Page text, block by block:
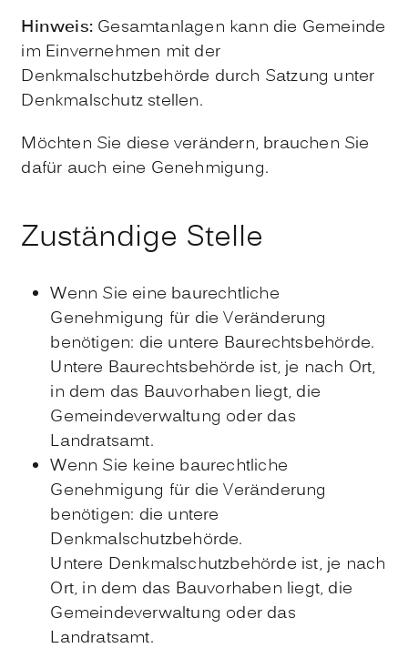
Hinweis: Gesamtanlagen kann die Gemeinde
im Einvernehmen mit der
Denkmalschutzbehörde durch Satzung unter
Denkmalschutz stellen.
Möchten Sie diese verändern, brauchen Sie
dafür auch eine Genehmigung.
Zuständige Stelle
Wenn Sie eine baurechtliche
Genehmigung für die Veränderung
benötigen: die untere Baurechtsbehörde.
Untere Baurechtsbehörde ist, je nach Ort,
in dem das Bauvorhaben liegt, die
Gemeindeverwaltung oder das
Landratsamt.
Wenn Sie keine baurechtliche
Genehmigung für die Veränderung
benötigen: die untere
Denkmalschutzbehörde.
Untere Denkmalschutzbehörde ist, je nach
Ort, in dem das Bauvorhaben liegt, die
Gemeindeverwaltung oder das
Landratsamt.